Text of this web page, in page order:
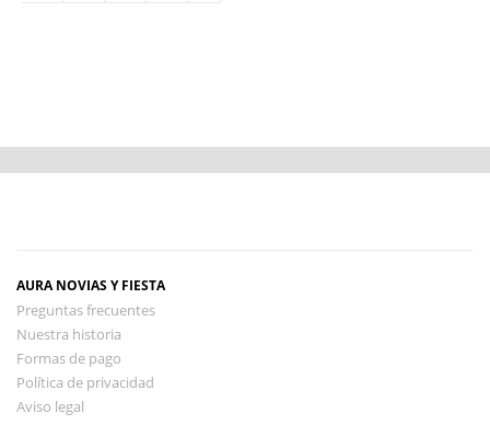
AURA NOVIAS Y FIESTA
Preguntas frecuentes
Nuestra historia
Formas de pago
Política de privacidad
Aviso legal